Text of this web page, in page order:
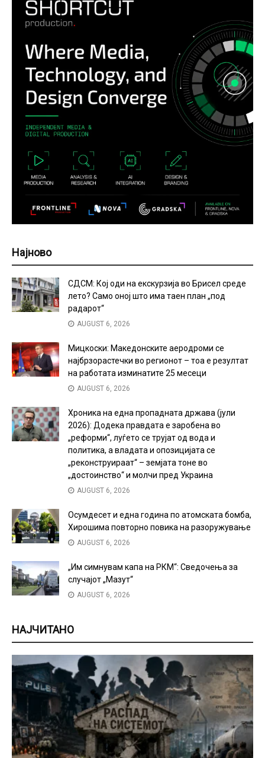
Најново
СДСМ: Кој оди на екскурзија во Брисел среде
лето? Само оној што има таен план „под
радарот“
AUGUST 6, 2026
Мицкоски: Македонските аеродроми се
најбрзорастечки во регионот – тоа е резултат
на работата изминатите 25 месеци
AUGUST 6, 2026
Хроника на една пропадната држава (јули
2026): Додека правдата е заробена во
„реформи“, луѓето се трујат од вода и
политика, а владата и опозицијата се
„реконструираат“ – земјата тоне во
„достоинство“ и молчи пред Украина
AUGUST 6, 2026
Осумдесет и една година по атомската бомба,
Хирошима повторно повика на разоружување
AUGUST 6, 2026
„Им симнувам капа на РКМ“: Сведочења за
случајот „Мазут“
AUGUST 6, 2026
НАЈЧИТАНО